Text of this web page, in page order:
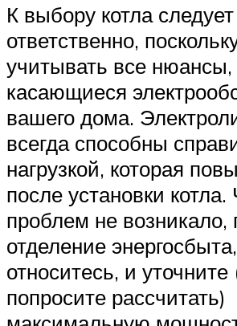
К выбору котла
ответственно,
учитывать все нюансы,
касающиеся
вашего дома.
всегда способны
нагрузкой, которая
после установки
проблем не возникало,
отделение
относитесь, и уточните
попросите рассчитать)